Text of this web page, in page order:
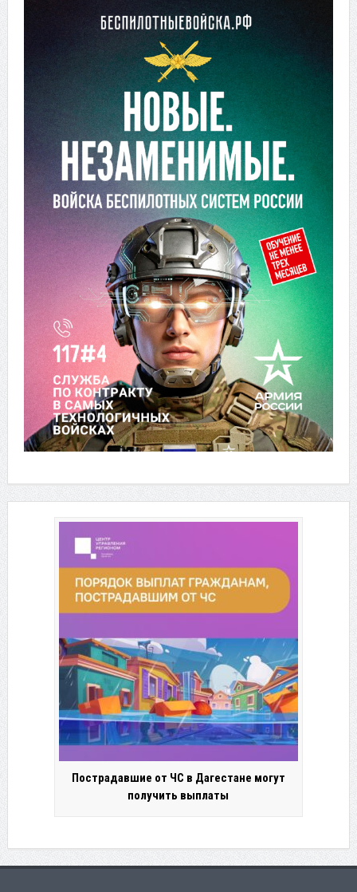
Пострадавшие от ЧС в Дагестане могут
получить выплаты